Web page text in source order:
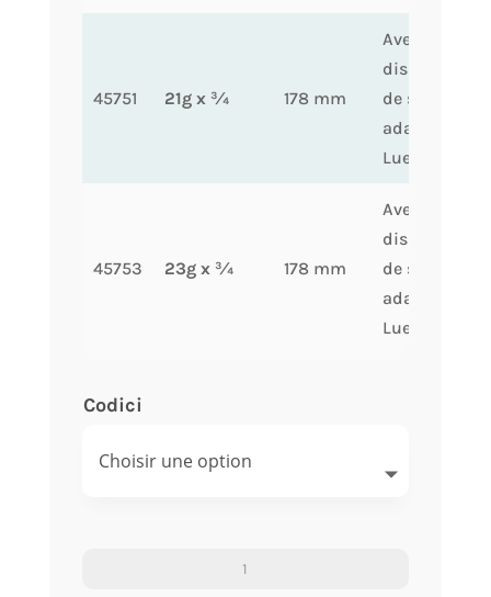
45751 21g x ¾ 178 mm
Avec
dispositif
de sécurité,
adaptateur
Luer, stérile
45753 23g x ¾ 178 mm
Avec
dispositif
de sécurité,
adaptateur
Luer, stérile
Codici